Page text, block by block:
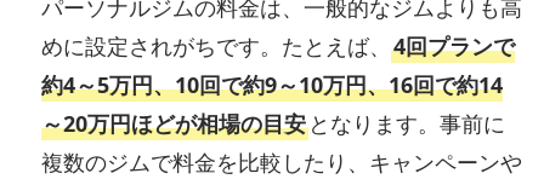
パーソナルジムの料金は、一般的なジムよりも高
めに設定されがちです。たとえば、 4回プランで
約4～5万円、10回で約9～10万円、16回で約14
～20万円ほどが相場の目安となります。事前に
複数のジムで料金を比較したり、キャンペーンや